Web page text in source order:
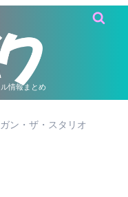
情報まとめ
ン・ザ・スタリオ